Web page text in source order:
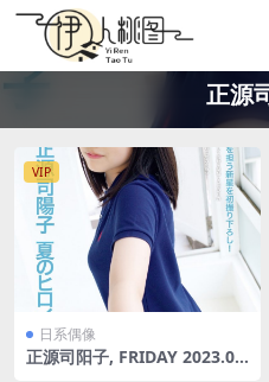
正源
VIP
日系偶像
正源司阳子, FRIDAY 2023.08.